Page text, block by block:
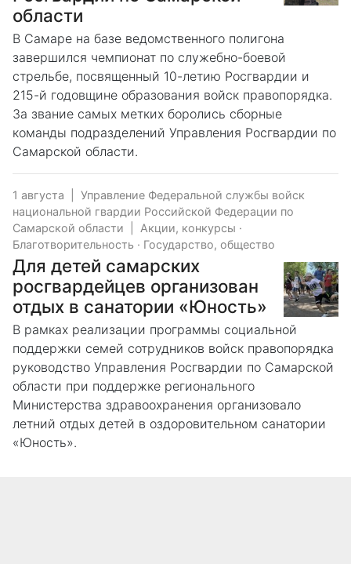
области
В Самаре на базе ведомственного полигона
завершился чемпионат по служебно-боевой
стрельбе, посвященный 10-летию Росгвардии и
215-й годовщине образования войск правопорядка.
За звание самых метких боролись сборные
команды подразделений Управления Росгвардии по
Самарской области.
1 августа
Управление Федеральной службы войск
национальной гвардии Российской Федерации по
Самарской области
Акции, конкурсы ·
Благотворительность · Государство, общество
Для детей самарских
росгвардейцев организован
отдых в санатории «Юность»
В рамках реализации программы социальной
поддержки семей сотрудников войск правопорядка
руководство Управления Росгвардии по Самарской
области при поддержке регионального
Министерства здравоохранения организовало
летний отдых детей в оздоровительном санатории
«Юность».